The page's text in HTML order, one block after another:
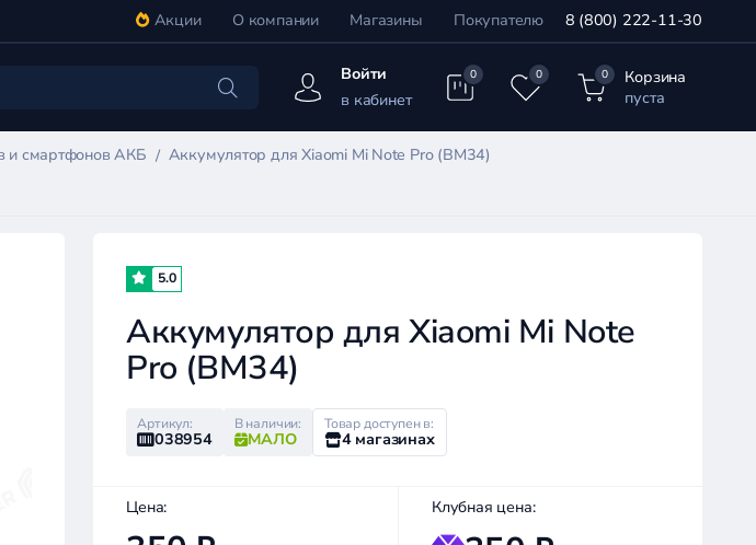
Акции О компании Магазины Покупателю 8 (800) 222-11-30
Войти
в кабинет
0 0 0
Корзина
пуста
и смартфонов АКБ
Аккумулятор для Xiaomi Mi Note Pro (BM34)
5.0
Аккумулятор для Xiaomi Mi Note
Pro (BM34)
Артикул:
038954
В наличии:
МАЛО
Товар доступен в:
4 магазинах
Цена: Клубная цена: